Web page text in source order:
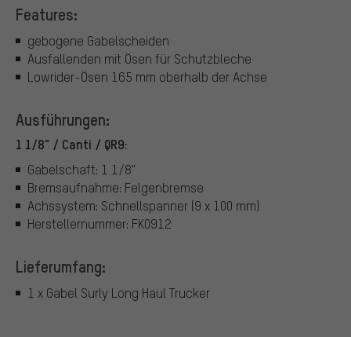
Features:
gebogene Gabelscheiden
Ausfallenden mit Ösen für Schutzbleche
Lowrider-Ösen 165 mm oberhalb der Achse
Ausführungen:
1 1/8" / Canti / QR9:
Gabelschaft: 1 1/8"
Bremsaufnahme: Felgenbremse
Achssystem: Schnellspanner (9 x 100 mm)
Herstellernummer: FK0912
Lieferumfang:
1 x Gabel Surly Long Haul Trucker